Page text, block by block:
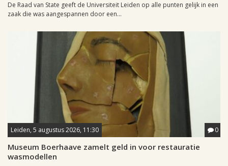
De Raad van State geeft de Universiteit Leiden op alle punten gelijk in een
zaak die was aangespannen door een...
Leiden, 5 augustus 2026, 11:30 0
Museum Boerhaave zamelt geld in voor restauratie
wasmodellen